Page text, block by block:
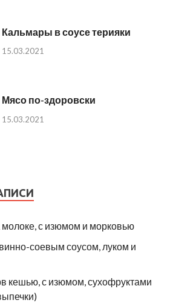
Кальмары в соусе терияки
15.03.2021
Мясо по-здоровски
15.03.2021
с изюмом и морковью
соевым соусом, луком и
кешью, с изюмом, сухофруктами